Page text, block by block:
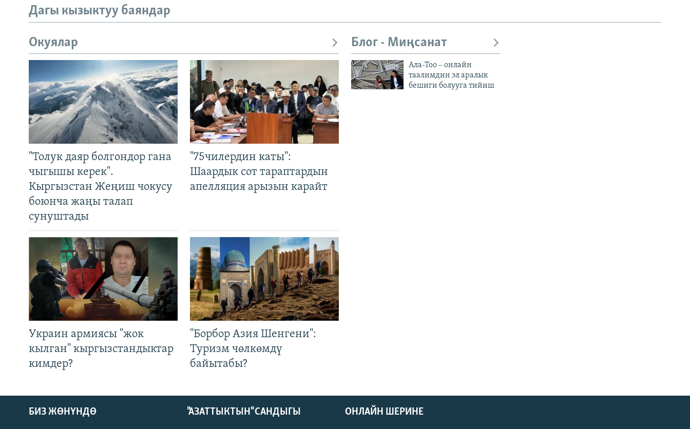
Дагы кызыктуу баяндар
Окуялар
"Толук даяр болгондор гана
чыгышы керек".
Кыргызстан Жеңиш чокусу
боюнча жаңы талап
сунуштады
"75чилердин каты":
Шаардык сот тараптардын
апелляция арызын карайт
Украин армиясы "жок
кылган" кыргызстандыктар
кимдер?
"Борбор Азия Шенгени":
Туризм чөлкөмдү
байытабы?
Блог - Миңсанат
Ала-Тоо – онлайн
таалимдин эл аралык
бешиги болууга тийиш
ОНЛАЙН ШЕРИНЕ
БИЗ ЖӨНҮНДӨ "АЗАТТЫКТЫН" САНДЫГЫ